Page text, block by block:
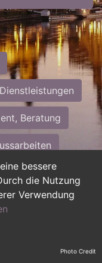
bessere
die Nutzung
Verwendung
Beratung
Photo Credit